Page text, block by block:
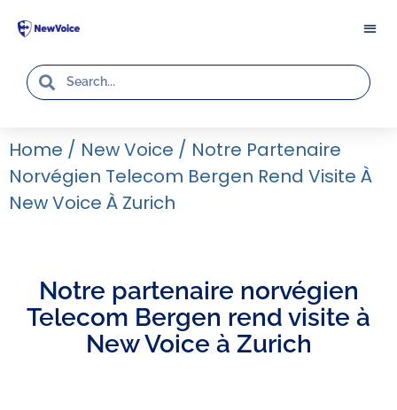
Home / New Voice / Notre Partenaire
Norvégien Telecom Bergen Rend Visite À
New Voice À Zurich
Notre partenaire norvégien
Telecom Bergen rend visite à
New Voice à Zurich